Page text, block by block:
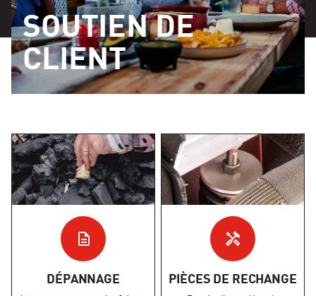
SOUTIEN DE
CLIENT
DÉPANNAGE PIÈCES DE RECHANGE